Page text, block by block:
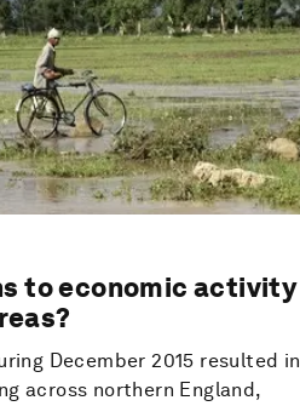
to economic activity
December 2015 resulted in
across northern England,